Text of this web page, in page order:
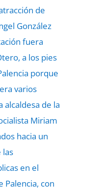
de
González
fuera
a los pies
porque
varios
alcaldesa de la
Miriam
hacia un
las
en el
Palencia, con